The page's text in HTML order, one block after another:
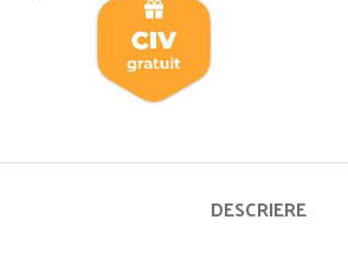
DESCRIERE